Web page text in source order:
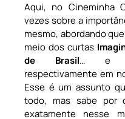
Aqui, no Cineminha
vezes sobre a
mesmo, abordando
meio dos curtas
de Brasil… e
respectivamente em
Esse é um assunto
todo, mas sabe por
exatamente nesse